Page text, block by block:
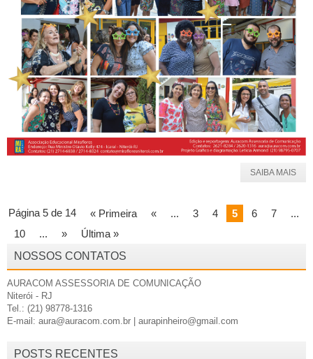
SAIBA MAIS
Página 5 de 14 « Primeira « ... 3 4 5 6 7
...
10
... »
Última »
NOSSOS CONTATOS
AURACOM ASSESSORIA DE COMUNICAÇÃO
Niterói - RJ
Tel.: (21) 98778-1316
E-mail: aura@auracom.com.br | aurapinheiro@gmail.com
POSTS RECENTES